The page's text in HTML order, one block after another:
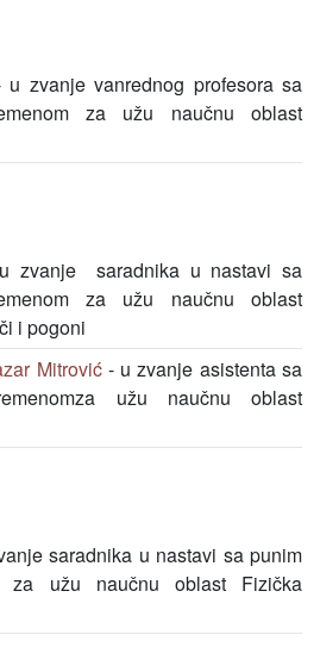
u zvanje vanrednog profesora sa
za užu naučnu oblast
zvanje saradnika u nastavi sa
za užu naučnu oblast
i pogoni
Mitrović- u zvanje asistenta sa
užu naučnu oblast
saradnika u nastavi sa punim
za užu naučnu oblast Fizička